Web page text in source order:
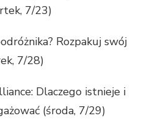
7/23)
Rozpakuj swój
7/28)
Dlaczego istnieje i
(środa, 7/29)